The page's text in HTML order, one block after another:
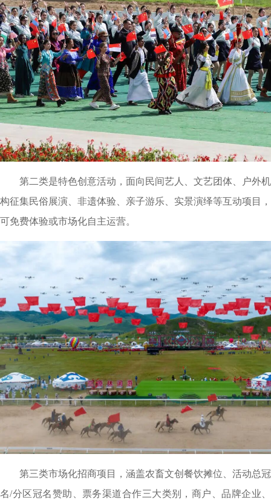
第二类是特色创意活动，面向民间艺人、文艺团体、户外机
构征集民俗展演、非遗体验、亲子游乐、实景演绎等互动项目，
可免费体验或市场化自主运营。
第三类市场化招商项目，涵盖农畜文创餐饮摊位、活动总冠
名/分区冠名赞助、票务渠道合作三大类别，商户、品牌企业、